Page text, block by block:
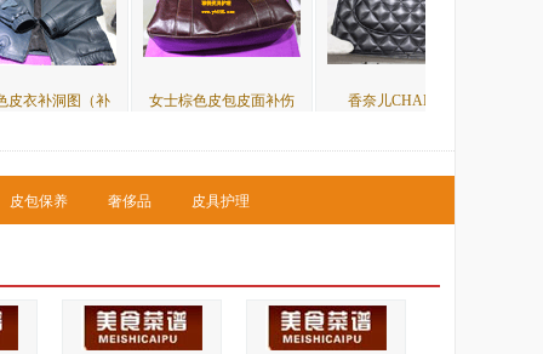
女士棕色皮包皮面补伤 香奈儿CHANEL皮 棕色皮衣改黑色对
皮包保养 奢侈品 皮具护理